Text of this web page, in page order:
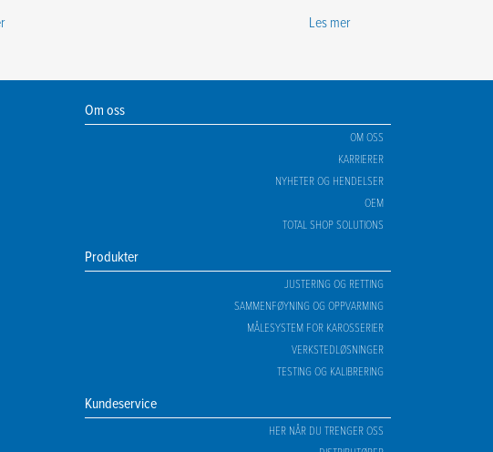
Les mer
Om oss
OM OSS
KARRIERER
NYHETER OG HENDELSER
OEM
TOTAL SHOP SOLUTIONS
Produkter
JUSTERING OG RETTING
SAMMENFØYNING OG OPPVARMING
MÅLESYSTEM FOR KAROSSERIER
VERKSTEDLØSNINGER
TESTING OG KALIBRERING
Kundeservice
HER NÅR DU TRENGER OSS